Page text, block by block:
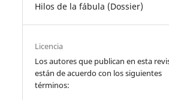
Hilos de la fábula (Dossier)
Licencia
Los autores que publican en esta
están de acuerdo con los siguientes
términos: